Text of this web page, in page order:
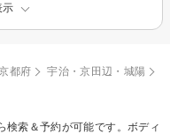
示
都府
宇治・京田辺・城陽
検索＆予約が可能です。ボディ